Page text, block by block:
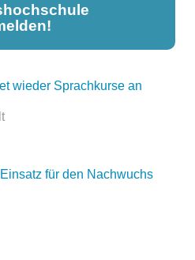
lediglich zur
wieder Sprachkurse an
für den Nachwuchs